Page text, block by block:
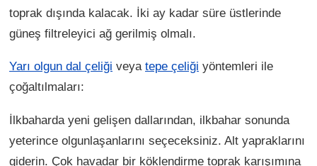
toprak dışında kalacak. İki ay kadar süre üstlerinde
güneş filtreleyici ağ gerilmiş olmalı.
Yarı olgun dal çeliği veya tepe çeliği yöntemleri ile
çoğaltılmaları:
İlkbaharda yeni gelişen dallarından, ilkbahar sonunda
yeterince olgunlaşanlarını seçeceksiniz. Alt yapraklarını
giderin. Çok havadar bir köklendirme toprak karışımına